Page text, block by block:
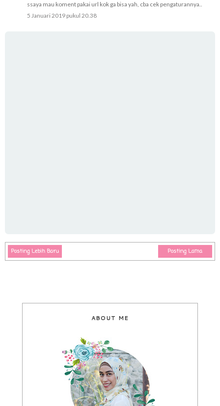
ssaya mau koment pakai url kok ga bisa yah, cba cek pengaturannya..
5 Januari 2019 pukul 20.38
Posting Lebih Baru Posting Lama
ABOUT ME